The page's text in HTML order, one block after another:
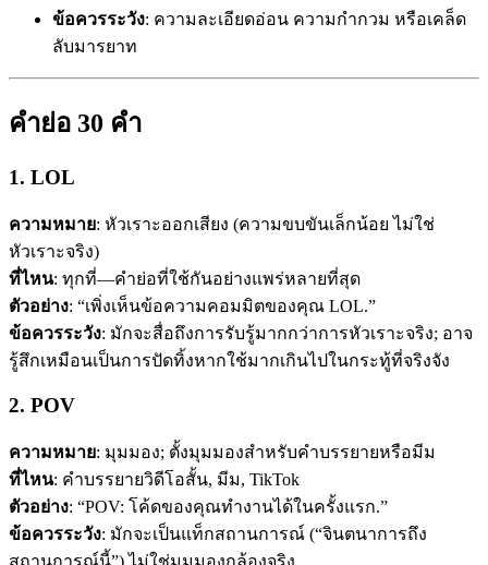
ข้อควรระวัง: ความละเอียดอ่อน ความกำกวม หรือเคล็ด
ลับมารยาท
คำย่อ 30 คำ
1. LOL
ความหมาย: หัวเราะออกเสียง (ความขบขันเล็กน้อย ไม่ใช่
หัวเราะจริง)
ที่ไหน: ทุกที่—คำย่อที่ใช้กันอย่างแพร่หลายที่สุด
ตัวอย่าง: “เพิ่งเห็นข้อความคอมมิตของคุณ LOL.”
ข้อควรระวัง: มักจะสื่อถึงการรับรู้มากกว่าการหัวเราะจริง; อาจ
รู้สึกเหมือนเป็นการปัดทิ้งหากใช้มากเกินไปในกระทู้ที่จริงจัง
2. POV
ความหมาย: มุมมอง; ตั้งมุมมองสำหรับคำบรรยายหรือมีม
ที่ไหน: คำบรรยายวิดีโอสั้น, มีม, TikTok
ตัวอย่าง: “POV: โค้ดของคุณทำงานได้ในครั้งแรก.”
ข้อควรระวัง: มักจะเป็นแท็กสถานการณ์ (“จินตนาการถึง
สถานการณ์นี้”) ไม่ใช่มุมมองกล้องจริง